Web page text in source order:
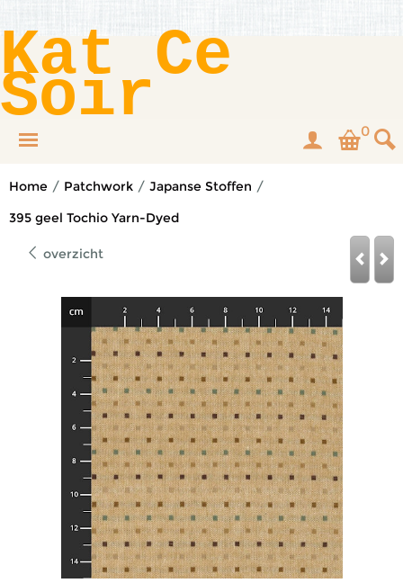
Kat Ce
Soir 0
Home / Patchwork / Japanse Stoffen /
395 geel Tochio Yarn-Dyed
overzicht